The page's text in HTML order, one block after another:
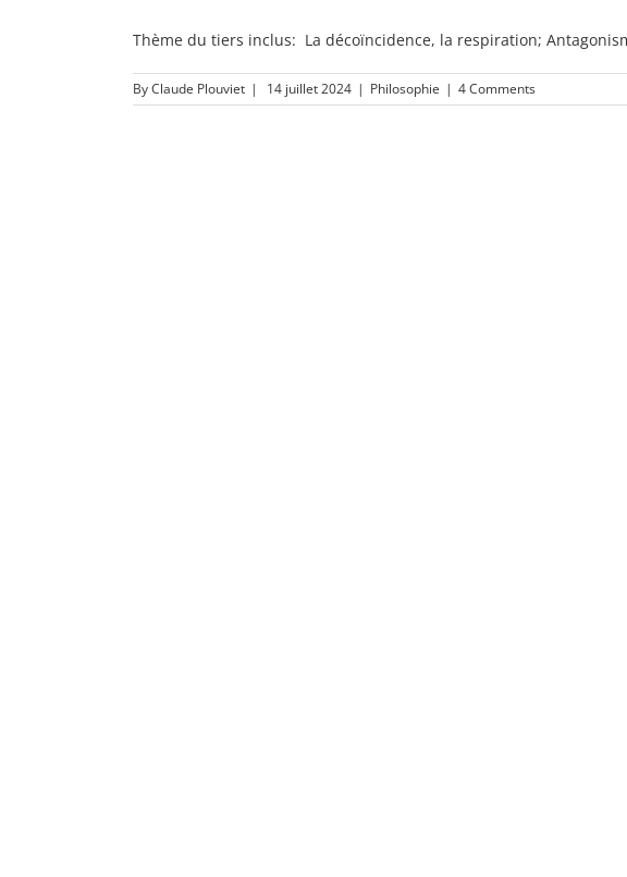
Thème du tiers inclus: La décoïncidence, la respiration;
ByClaude Plouviet | 14 juillet 2024 | Philosophie | 4 Comments